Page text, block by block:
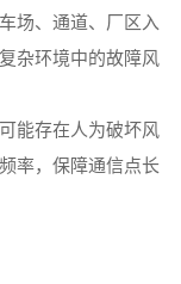
场、通道、厂区入
杂环境中的故障风
能存在人为破坏风
率，保障通信点长